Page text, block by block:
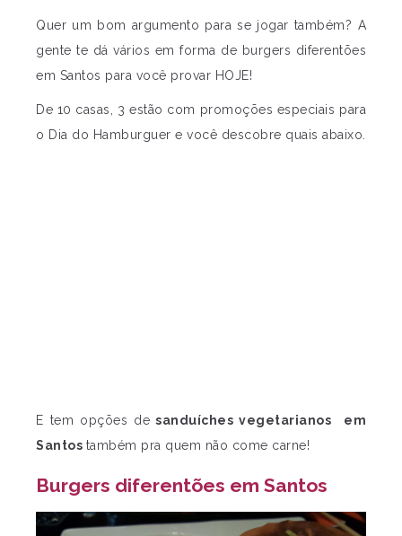
Quer um bom argumento para se jogar também? A
gente te dá vários em forma de burgers diferentões
em Santos para você provar HOJE!
De 10 casas, 3 estão com promoções especiais para
o Dia do Hamburguer e você descobre quais abaixo.
E tem opções de sanduíches vegetarianos
em
Santos também pra quem não come carne!
Burgers diferentões em Santos